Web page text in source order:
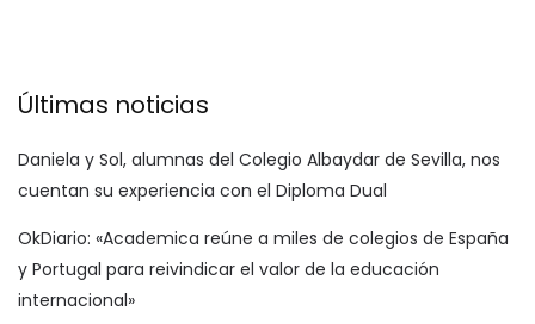
Últimas noticias
Daniela y Sol, alumnas del Colegio Albaydar de Sevilla, nos
cuentan su experiencia con el Diploma Dual
OkDiario: «Academica reúne a miles de colegios de España
y Portugal para reivindicar el valor de la educación
internacional»